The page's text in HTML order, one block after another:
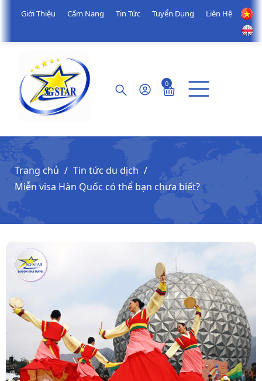
Giới Thiệu Cẩm Nang Tin Tức Tuyển Dụng Liên Hệ
0
Trang chủ
Tin tức du dịch
Miễn visa Hàn Quốc có thể bạn chưa biết?